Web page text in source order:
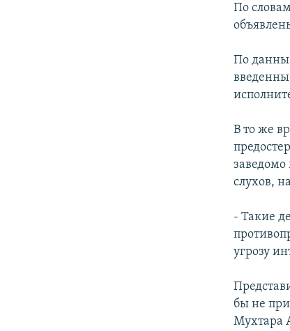
По
По
В то же
слухов,
- Такие
угрозу
бы не
Мухтара